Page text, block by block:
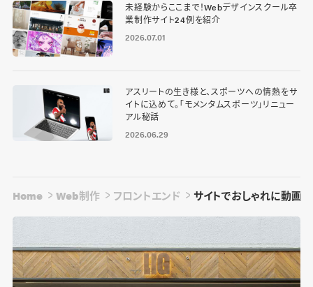
未経験からここまで！Webデザインスクール卒
業制作サイト24例を紹介
2026.07.01
アスリートの生き様と、スポーツへの情熱をサ
イトに込めて。「モメンタムスポーツ」リニュー
アル秘話
2026.06.29
Home Web制作 フロントエンド サイトでおしゃれに動画